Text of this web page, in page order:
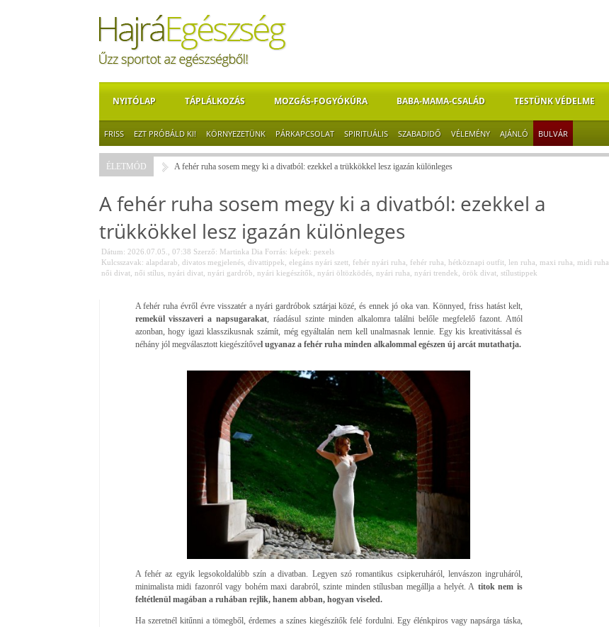
NYITÓLAP TÁPLÁLKOZÁS MOZGÁS-FOGYÓKÚRA BABA-MAMA-CSALÁD TESTÜNK VÉDELME
FRISS EZT PRÓBÁLD KI! KÖRNYEZETÜNK PÁRKAPCSOLAT SPIRITUÁLIS SZABADIDŐ VÉLEMÉNY AJÁNLÓ BULVÁR
ÉLETMÓD A fehér ruha sosem megy ki a divatból: ezekkel a trükkökkel lesz igazán különleges
A fehér ruha sosem megy ki a divatból: ezekkel a
trükkökkel lesz igazán különleges
Dátum: 2026.07.05., 07:38 Szerző: Martinka Dia Forrás: képek: pexels
Kulcsszavak: alapdarab divatos megjelenés, divattippek elegáns nyári szett, fehér nyári ruha fehér ruha hétköznapi outfit, len ruha maxi ruha midi ruha
női divat, női stílus, nyári divat, nyári gardrób nyári kiegészítők nyári öltözködés, nyári ruha nyári trendek örök divat, stílustippek
A fehér ruha évről évre visszatér a nyári gardróbok sztárjai közé, és ennek jó oka van. Könnyed, friss hatást kelt,
remekül visszaveri a napsugarakat , ráadásul szinte minden alkalomra találni belőle megfelelő fazont. Attól
azonban, hogy igazi klasszikusnak számít, még egyáltalán nem kell unalmasnak lennie. Egy kis kreativitással és
néhány jól megválasztott kiegészítővel ugyanaz a fehér ruha minden alkalommal egészen új arcát mutathatja.
A fehér az egyik legsokoldalúbb szín a divatban. Legyen szó romantikus csipkeruháról, lenvászon ingruháról,
minimalista midi fazonról vagy bohém maxi darabról, szinte minden stílusban megállja a helyét. A titok nem is
feltétlenül magában a ruhában rejlik, hanem abban, hogyan viseled.
Ha szeretnél kitűnni a tömegből, érdemes a színes kiegészítők felé fordulni. Egy élénkpiros vagy napsárga táska,